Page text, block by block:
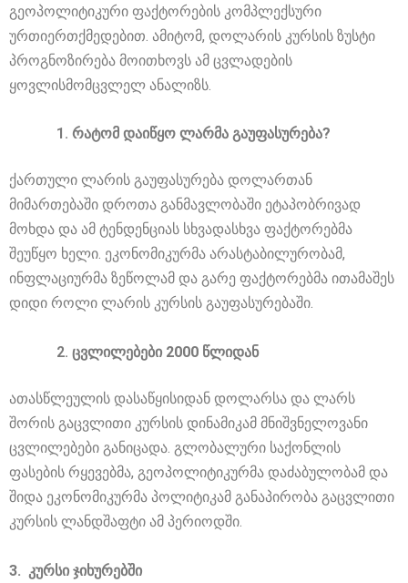
გეოპოლიტიკური ფაქტორების კომპლექსური
ურთიერთქმედებით. ამიტომ, დოლარის კურსის ზუსტი
პროგნოზირება მოითხოვს ამ ცვლადების
ყოვლისმომცვლელ ანალიზს.
რატომ დაიწყო ლარმა გაუფასურება?
ქართული ლარის გაუფასურება დოლართან
მიმართებაში დროთა განმავლობაში ეტაპობრივად
მოხდა და ამ ტენდენციას სხვადასხვა ფაქტორებმა
შეუწყო ხელი. ეკონომიკურმა არასტაბილურობამ,
ინფლაციურმა ზეწოლამ და გარე ფაქტორებმა ითამაშეს
დიდი როლი ლარის კურსის გაუფასურებაში.
ცვლილებები 2000 წლიდან
ათასწლეულის დასაწყისიდან დოლარსა და ლარს
შორის გაცვლითი კურსის დინამიკამ მნიშვნელოვანი
ცვლილებები განიცადა. გლობალური საქონლის
ფასების რყევებმა, გეოპოლიტიკურმა დაძაბულობამ და
შიდა ეკონომიკურმა პოლიტიკამ განაპირობა გაცვლითი
კურსის ლანდშაფტი ამ პერიოდში.
3. კურსი ჯიხურებში